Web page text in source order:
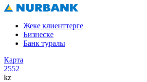
Жеке клиенттерге
Бизнеске
Банк туралы
Карта
2552
kz